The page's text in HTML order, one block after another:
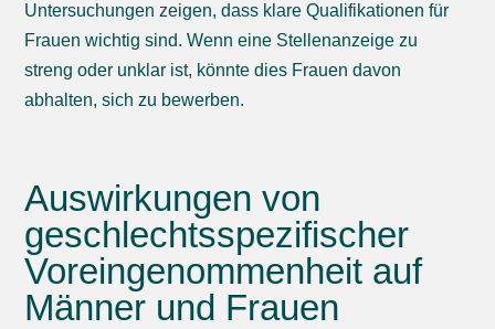
Untersuchungen zeigen, dass klare Qualifikationen für
Frauen wichtig sind. Wenn eine Stellenanzeige zu
streng oder unklar ist, könnte dies Frauen davon
abhalten, sich zu bewerben.
Auswirkungen von
geschlechtsspezifischer
Voreingenommenheit auf
Männer und Frauen